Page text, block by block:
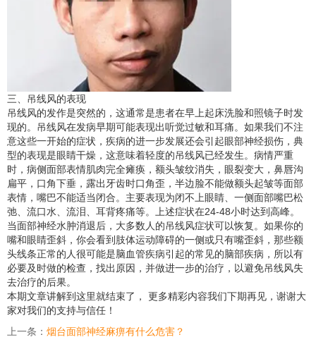
三、吊线风的表现
吊线风的发作是突然的，这通常是患者在早上起床洗脸和照镜子时发
现的。吊线风在发病早期可能表现出听觉过敏和耳痛。如果我们不注
意这些一开始的症状，疾病的进一步发展还会引起眼部神经损伤，典
型的表现是眼睛干燥，这意味着轻度的吊线风已经发生。病情严重
时，病侧面部表情肌肉完全瘫痪，额头皱纹消失，眼裂变大，鼻唇沟
扁平，口角下垂，露出牙齿时口角歪，半边脸不能做额头起皱等面部
表情，嘴巴不能适当闭合。主要表现为闭不上眼睛、一侧面部嘴巴松
弛、流口水、流泪、耳背疼痛等。上述症状在24-48小时达到高峰。
当面部神经水肿消退后，大多数人的吊线风症状可以恢复。如果你的
嘴和眼睛歪斜，你会看到肢体运动障碍的一侧或只有嘴歪斜，那些额
头线条正常的人很可能是脑血管疾病引起的常见的脑部疾病，所以有
必要及时做的检查，找出原因，并做进一步的治疗，以避免吊线风失
去治疗的后果。
本期文章讲解到这里就结束了， 更多精彩内容我们下期再见，谢谢大
家对我们的支持与信任！
上一条： 烟台面部神经麻痹有什么危害？